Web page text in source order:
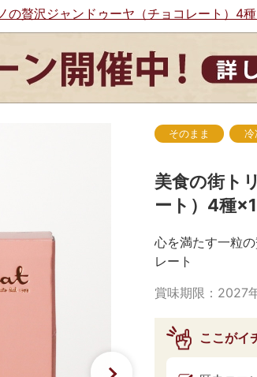
の贅沢ジャンドゥーヤ（チョコレート）4
そのまま 冷
美食の街ト
ート）4種
心を満たす一粒
レート
賞味期限： 2027
ここがイ